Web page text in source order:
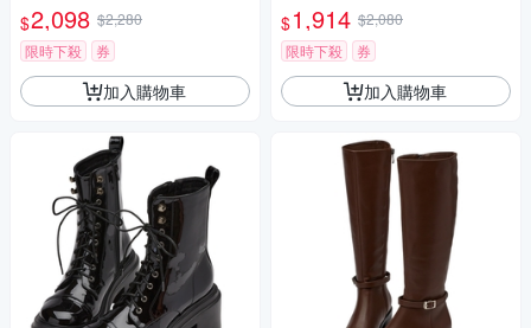
$2,098 $2,280
限時下殺
券
加入購物車
$1,914 $2,080
限時下殺
券
加入購物車